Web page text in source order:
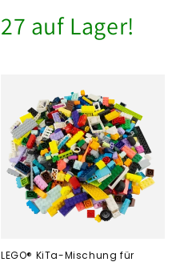
27 auf Lager!
LEGO® KiTa-Mischung für